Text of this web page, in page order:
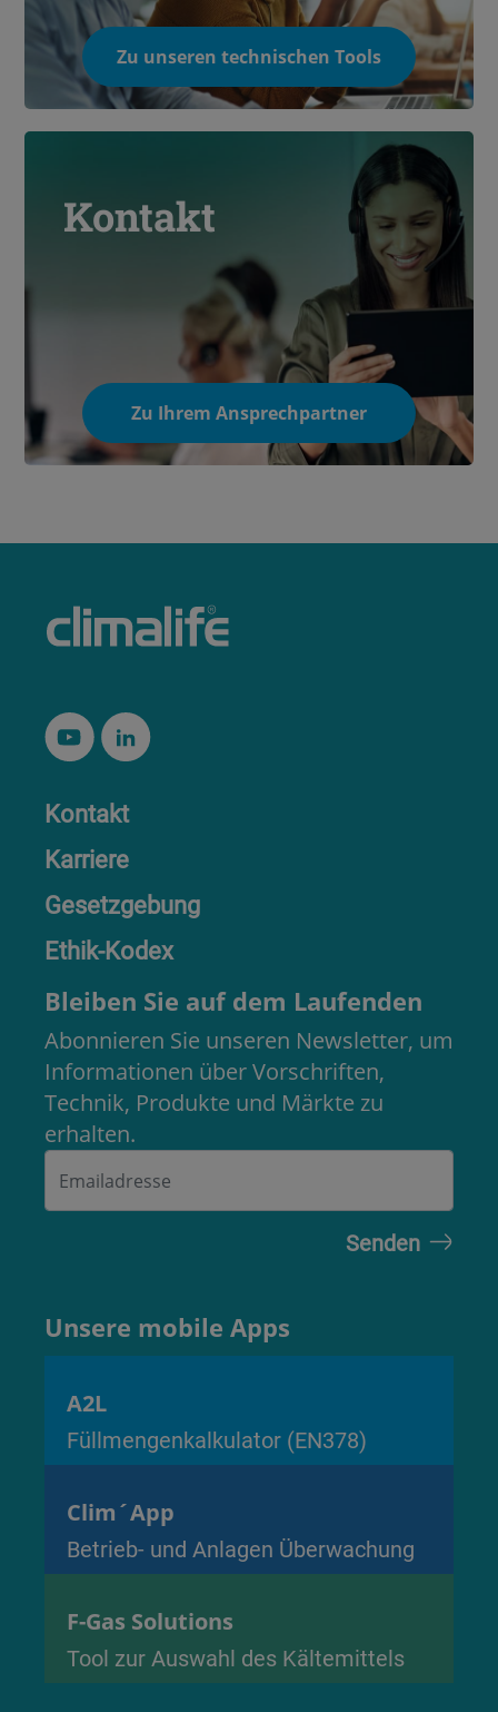
Zu unseren technischen Tools
Kontakt
Zu Ihrem Ansprechpartner
Kontakt
Karriere
Gesetzgebung
Ethik-Kodex
Bleiben Sie auf dem Laufenden
Abonnieren Sie unseren Newsletter, um
Informationen über Vorschriften,
Technik, Produkte und Märkte zu
erhalten.
Unsere mobile Apps
A2L
Füllmengenkalkulator (EN378)
Clim´App
Betrieb- und Anlagen Überwachung
F-Gas Solutions
Tool zur Auswahl des Kältemittels